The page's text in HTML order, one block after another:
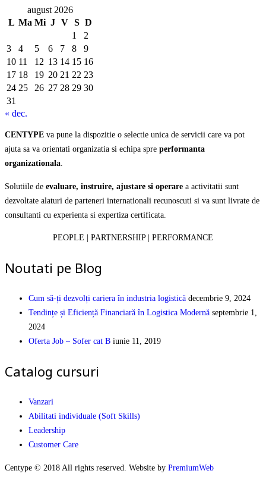
august 2026
L Ma Mi J V S D
1
2
3
4 5 6 7 8
9
10 11 12 13 14 15 16
17 18 19 20 21 22 23
24 25 26 27 28 29 30
31
« dec.
CENTYPE va pune la dispozitie o selectie unica de servicii care va pot
ajuta sa va orientati organizatia si echipa spre performanta
organizationala.
Solutiile de evaluare, instruire, ajustare si operare a activitatii sunt
dezvoltate alaturi de parteneri internationali recunoscuti si va sunt livrate de
consultanti cu experienta si expertiza certificata.
PEOPLE | PARTNERSHIP | PERFORMANCE
Noutati pe Blog
Cum să-ți dezvolți cariera în industria logistică decembrie 9, 2024
Tendințe și Eficiență Financiară în Logistica Modernă septembrie 1,
2024
Oferta Job – Sofer cat B iunie 11, 2019
Catalog cursuri
Vanzari
Abilitati individuale (Soft Skills)
Leadership
Customer Care
Centype © 2018 All rights reserved. Website by PremiumWeb